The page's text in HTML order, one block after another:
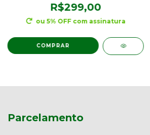
R$299,00
ou 5% OFF com assinatura
COMPRAR
Parcelamento